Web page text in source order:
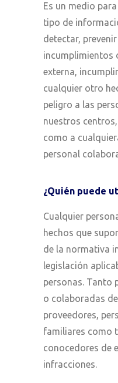
Es un medio
tipo de
detectar,
incumplimientos
externa,
cualquier otro
peligro a las
nuestros
como a
personal
¿Quién puede
Cualquier
hechos que
de la normativa
legislación
personas. Tanto
o colaboradas de
proveedores,
familiares como
conocedores de
infracciones.